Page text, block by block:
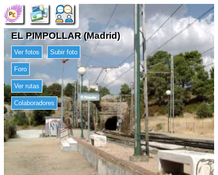
EL PIMPOLLAR (Madrid)
Ver fotos Subir foto
Foro
Ver rutas
Colaboradores